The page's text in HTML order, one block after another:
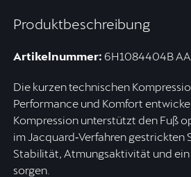
Produktbeschreibung
Artikelnummer: 6H1084404B
Die kurzen technischen
Performance und Komfort
Kompression unterstützt den Fuß
im Jacquard‑Verfahren gestrickten
Stabilität, Atmungsaktivität und
sorgen.